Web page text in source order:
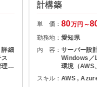
細
理
計構築
単 価：80万円～
勤務地：愛知県
内 容：サーバー設
Windows／
環境（AWS
スキル：AWS ,